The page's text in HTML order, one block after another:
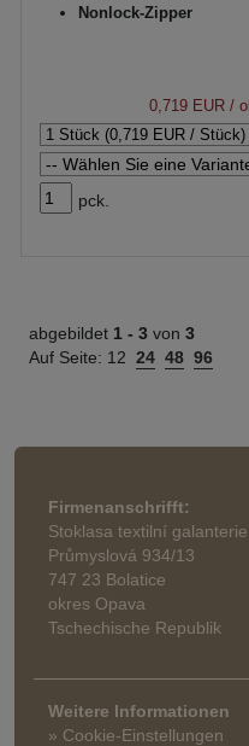
Nonlock-Zipper
0,719 EUR/
pck.
abgebildet 1 - 3 von 3
Auf Seite: 12 24 48 96
Firmenanschrifft:
Stoklasa textilní galanterie
Průmyslová 934/13
747 23 Bolatice
okres Opava
Tschechische Republik
Weitere Informationen
» Cookie-Einstellungen